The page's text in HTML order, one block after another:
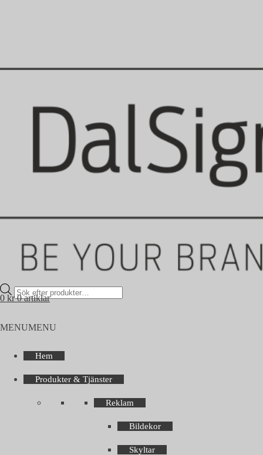
Products
search
0 kr 0 artiklar
MENUMENU
Hem
Produkter & Tjänster
Reklam
Bildekor
Skyltar